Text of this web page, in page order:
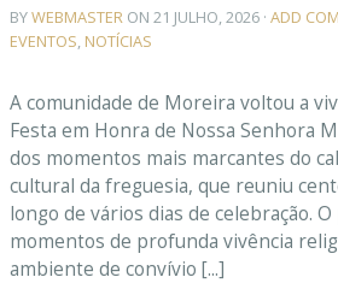
BYWEBMASTER ON 21 JULHO, 2026 · ADD
EVENTOS NOTÍCIAS
A comunidade de Moreira voltou a
Festa em Honra de Nossa Senhora
dos momentos mais marcantes do
cultural da freguesia, que reuniu
longo de vários dias de celebração.
momentos de profunda vivência
ambiente de convívio [...]